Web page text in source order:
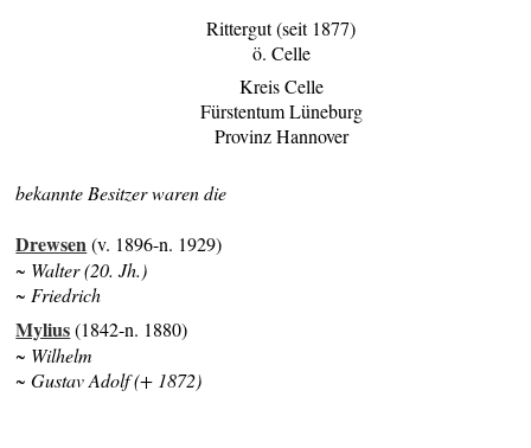
Rittergut (seit 1877)
ö. Celle
Kreis Celle
Fürstentum Lüneburg
Provinz Hannover
bekannte Besitzer waren die
Drewsen(v. 1896-n. 1929)
~ Walter (20. Jh.)
~ Friedrich
Mylius(1842-n. 1880)
~ Wilhelm
~ Gustav Adolf (+ 1872)